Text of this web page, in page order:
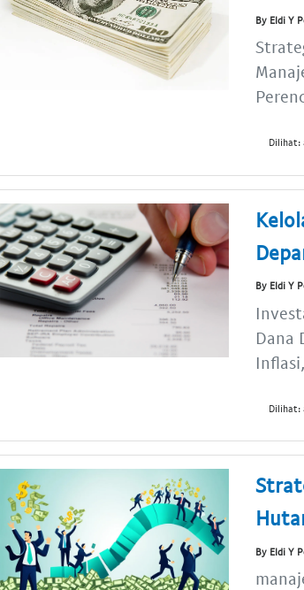
By Eldi Y
Dilihat:
By Eldi Y
Dana
Dilihat:
By Eldi Y